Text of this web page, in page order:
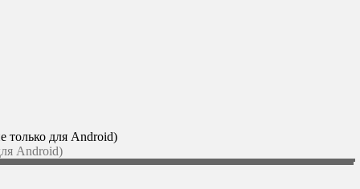
только для Android)
Android)